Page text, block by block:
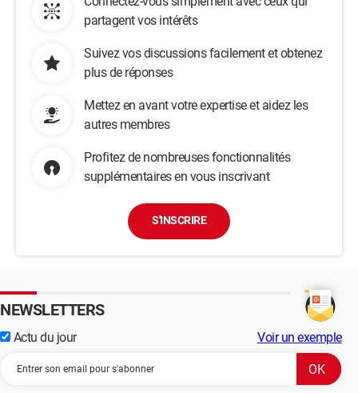
partagent vos intérêts
Suivez vos discussions facilement et obtenez
plus de réponses
Mettez en avant votre expertise et aidez les
autres membres
Profitez de nombreuses fonctionnalités
supplémentaires en vous inscrivant
S'INSCRIRE
NEWSLETTERS
Actu du jour Voir un exemple